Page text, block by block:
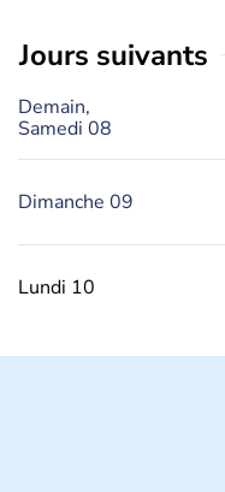
jours suivants
Demain,
Samedi 08
Dimanche 09
Lundi 10